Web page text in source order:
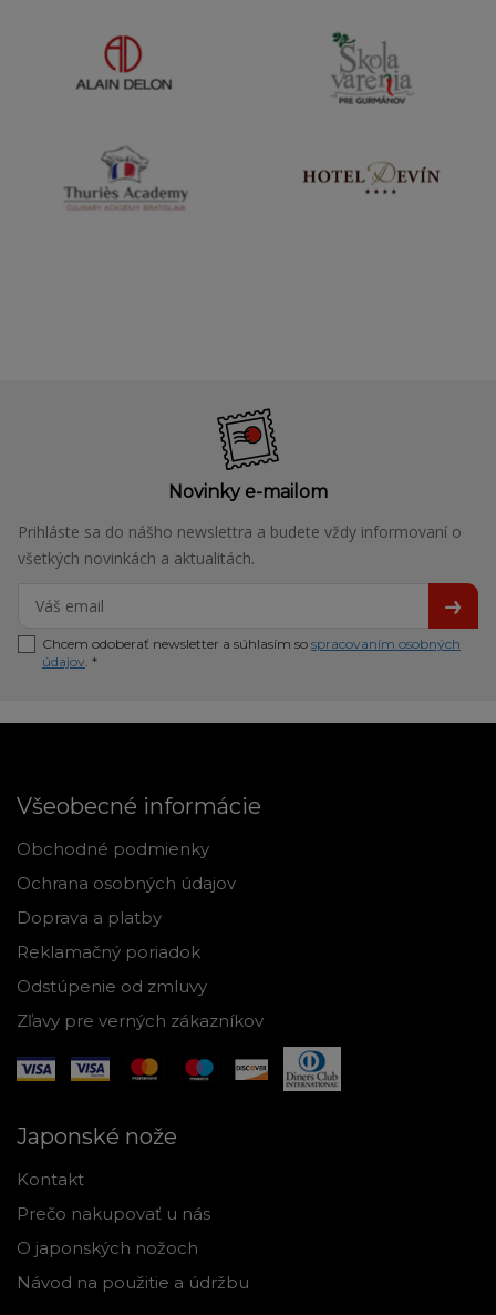
Novinky e-mailom
Prihláste sa do nášho newslettra a budete vždy informovaní o
všetkých novinkách a aktualitách.
Chcem odoberať newsletter a súhlasím so spracovaním osobných
údajov. *
Všeobecné informácie
Obchodné podmienky
Ochrana osobných údajov
Doprava a platby
Reklamačný poriadok
Odstúpenie od zmluvy
Zľavy pre verných zákazníkov
Japonské nože
Kontakt
Prečo nakupovať u nás
O japonských nožoch
Návod na použitie a údržbu